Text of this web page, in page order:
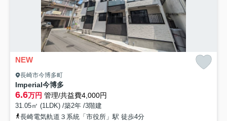
NEW
長崎市今博多町
Imperial今博多
6.6万円 管理/共益費4,000円
31.05㎡ (1LDK) /築2年 /3階建
長崎電気軌道３系統「市役所」駅 徒歩4分